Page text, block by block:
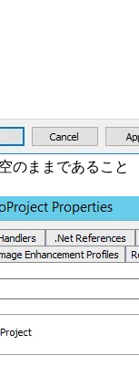
のままであること